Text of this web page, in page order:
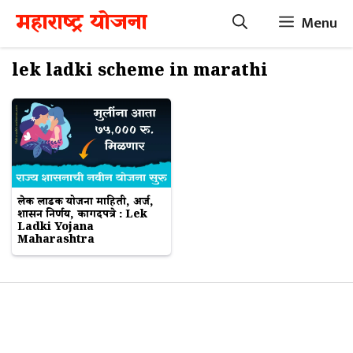
Skip
content
महाराष्ट्र योजना Menu
lek ladki scheme in marathi
लेक लाडकी योजना माहिती, अर्ज,
शासन निर्णय, कागदपत्रे : Lek
Ladki Yojana
Maharashtra